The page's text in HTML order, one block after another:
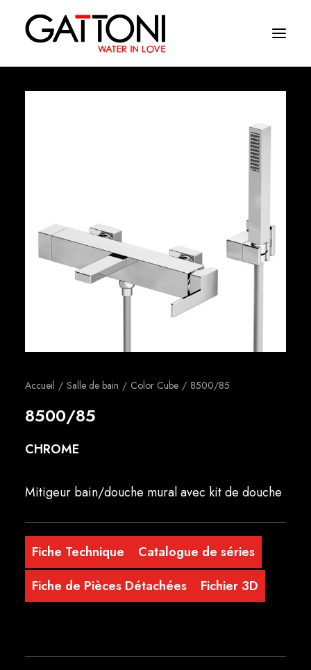
Media
Où acheter
Accueil Salle de bain Color Cube 8500/85
8500/85
CHROME
Mitigeur bain/douche mural avec kit de douche
Fiche Technique
Catalogue de séries
Fiche de Pièces Détachées
Fichier 3D